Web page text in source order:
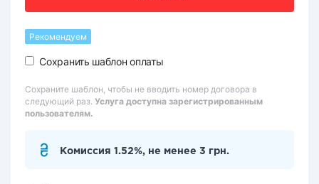
Рекомендуем
Сохранить шаблон оплаты
Сохраните шаблон, чтобы не вводить номер договора в
следующий раз. Услуга доступна зарегистрированным
пользователям.
Комиссия 1.52%, не менее 3 грн.